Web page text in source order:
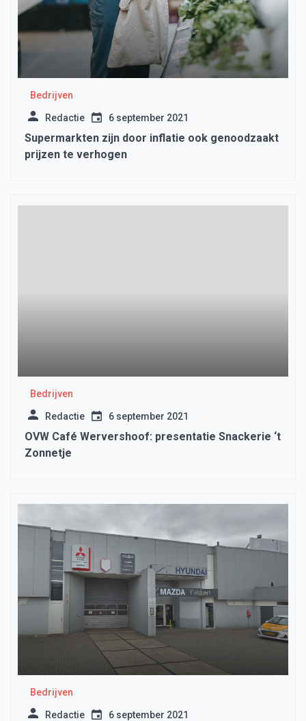
Bedrijven
Redactie 6 september 2021
Supermarkten zijn door inflatie ook genoodzaakt
prijzen te verhogen
Bedrijven
Redactie 6 september 2021
OVW Café Wervershoof: presentatie Snackerie ‘t
Zonnetje
Bedrijven
Redactie 6 september 2021